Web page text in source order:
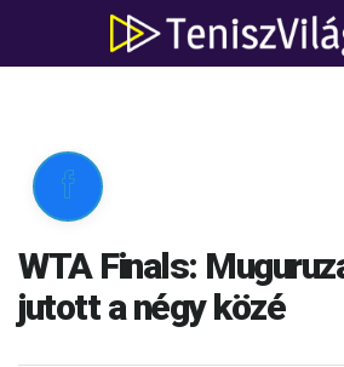

WTA Finals:
jutott a négy közé